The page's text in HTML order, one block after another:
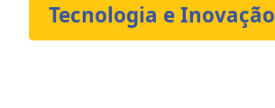
Tecnologia e Inovação